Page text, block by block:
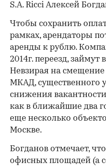
S.A. Ricci Алексей
Чтобы сохранить
рамках, арендаторы
аренды к рублю.
2014г. переезд,
Невзирая на смещение
МКАД, существенного
снижения
как в ближайшие два
еще несколько
Москве.
Богданов отмечает,
офисных площадей (а